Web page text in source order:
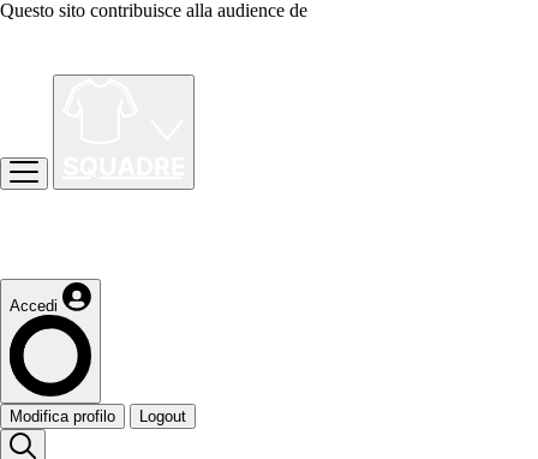
Questo sito contribuisce alla audience de
Accedi
Modifica profilo Logout